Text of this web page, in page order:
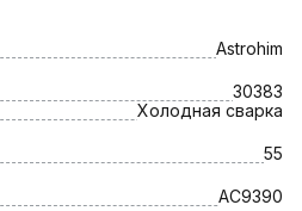
Astrohim
30383
Холодная сварка
55
AC9390